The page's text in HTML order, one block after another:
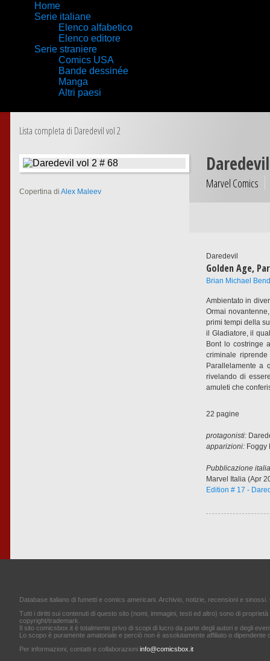
Home
Serie italiane
Elenco alfabetico
Elenco editore
Serie straniere
Comics USA
Bande dessinée
Manga
Altri paesi
Lista completa di Daredevil vol 2
Copertina di Alex Maleev
Marvel Comics
Daredevil
Golden Age,
Brian Michael
Ambientato in
Ormai
primi tempi della
il Gladiatore, il
Bont lo costringe
criminale
Parallelamente a
rivelando di
amuleti che
22 pagine
protagonisti:
apparizioni: Foggy
Pubblicazione
Marvel Italia (Apr
Edition # 17 -
Database italiano di fumetti e comics americani. Archivio, notizie, recensioni e
Tutti i diritti sui contenuti di questo sito (nomi, immagini, testi ed altro) sono di
copyright/trademark.
Il sito comicsbox.it è totalmente privo di scopi di lucro da parte degli autori e degli
Lo scopo è puramente amatoriale e perciò non è assolutamente affiliato o dipendente
Per informazioni, contatti e collaborazioni info@comicsbox.it